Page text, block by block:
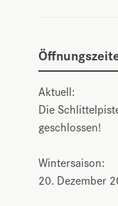
Aktuell:
Die
geschlossen!
Wintersaison:
20. Dezember